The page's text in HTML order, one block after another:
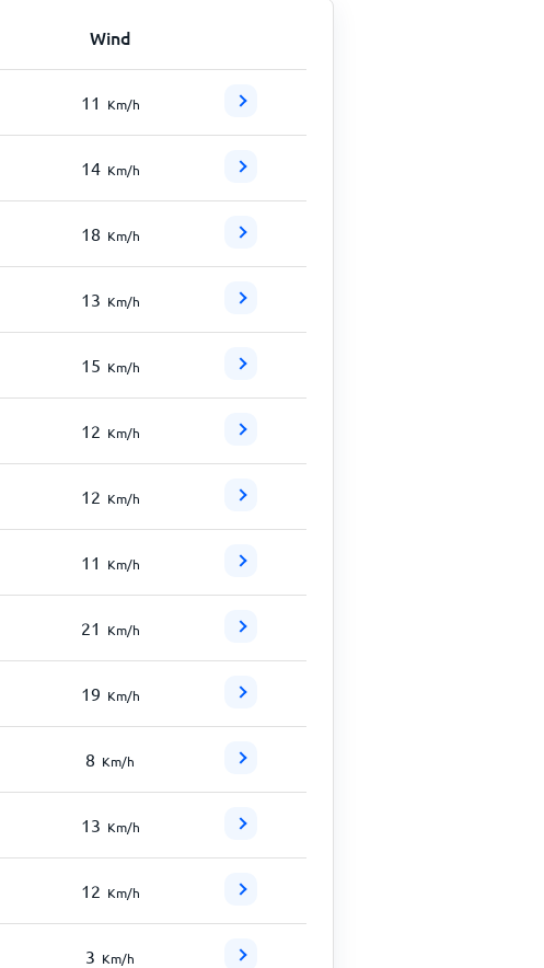
Wind
11 Km/h
14 Km/h
18 Km/h
13 Km/h
15 Km/h
12 Km/h
12 Km/h
11 Km/h
21 Km/h
19 Km/h
8 Km/h
13 Km/h
12 Km/h
3 Km/h